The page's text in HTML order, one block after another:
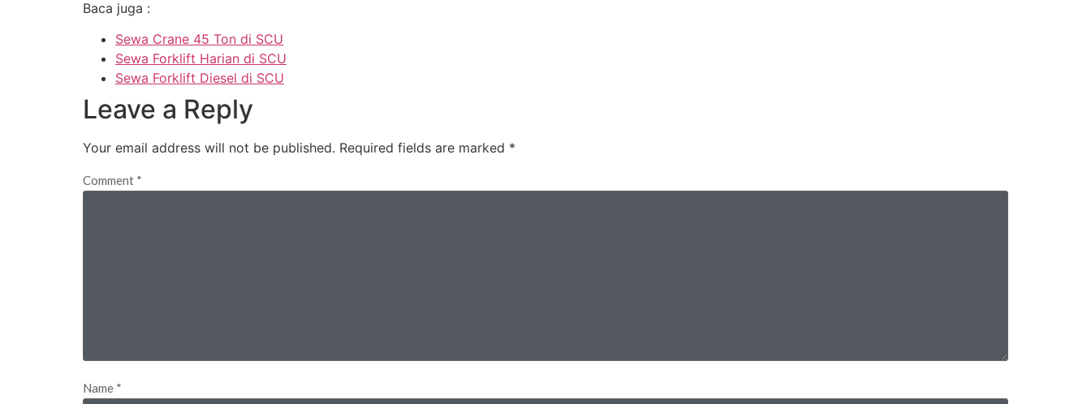
Baca juga :
Sewa Crane 45 Ton di SCU
Sewa Forklift Harian di SCU
Sewa Forklift Diesel di SCU
Leave a Reply
Your email address will not be published. Required fields are marked *
Comment *
Name *